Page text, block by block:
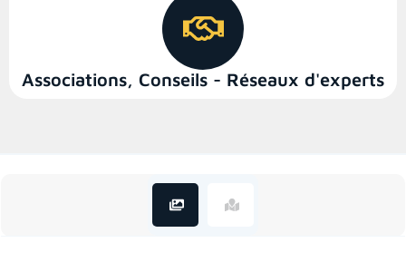
Associations, Conseils - Réseaux d'experts